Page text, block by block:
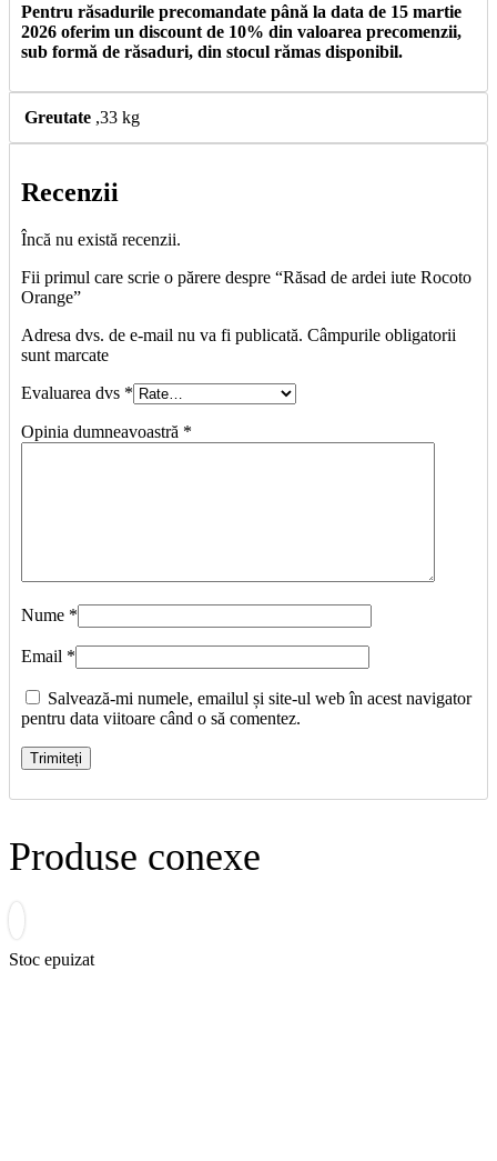
Pentru răsadurile precomandate până la data de 15 martie
2026 oferim un discount de 10% din valoarea precomenzii,
sub formă de răsaduri, din stocul rămas disponibil.
Greutate ,33 kg
Recenzii
Încă nu există recenzii.
Fii primul care scrie o părere despre “Răsad de ardei iute Rocoto
Orange”
Adresa dvs. de e-mail nu va fi publicată. Câmpurile obligatorii
sunt marcate
Evaluarea dvs *
Opinia dumneavoastră *
Nume *
Email *
Salvează-mi numele, emailul și site-ul web în acest navigator
pentru data viitoare când o să comentez.
Produse conexe
Stoc epuizat